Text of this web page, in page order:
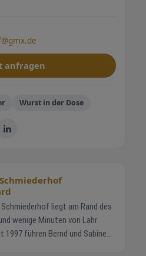
anfragen
Wurst in der Dose
wenige Minuten von Lahr
1997 führen Bernd und Sabine